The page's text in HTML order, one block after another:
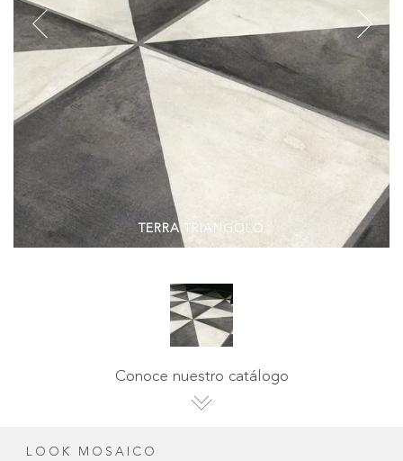
TERRATRIANGOLO
Conoce nuestro catálogo
LOOK MOSAICO